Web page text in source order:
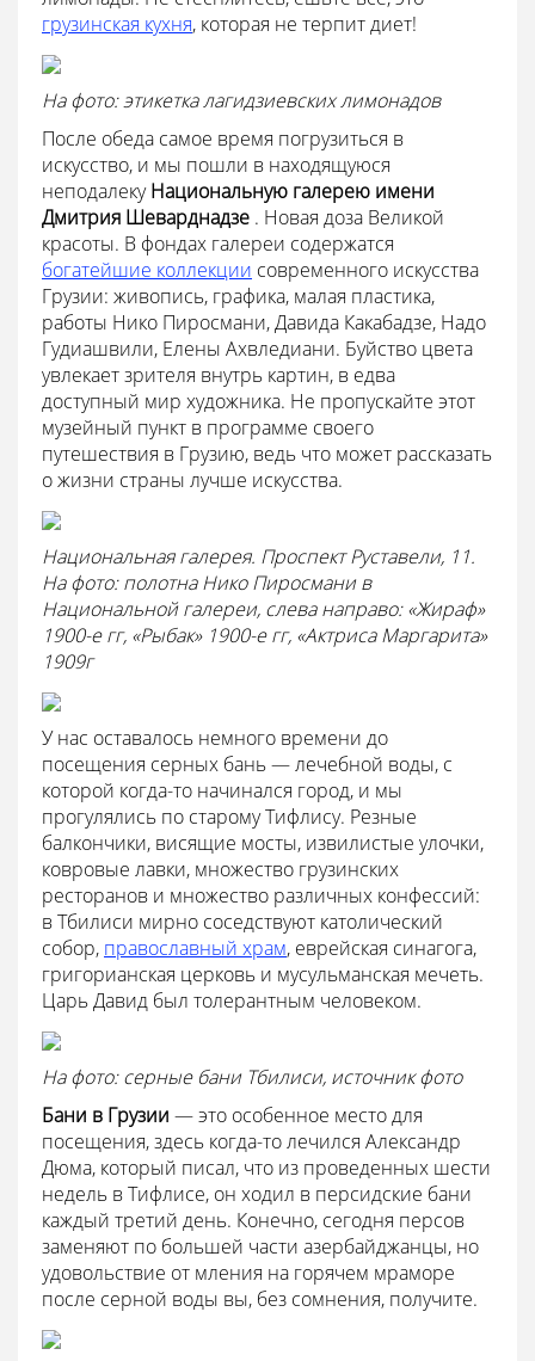
грузинская кухня, которая не терпит диет!
На фото: этикетка лагидзиевских лимонадов
После обеда самое время погрузиться в
искусство, и мы пошли в находящуюся
неподалекуНациональную галерею имени
Дмитрия Шеварднадзе . Новая доза Великой
красоты. В фондах галереи содержатся
богатейшие коллекции современного искусства
Грузии: живопись, графика, малая пластика,
работы Нико Пиросмани, Давида Какабадзе, Надо
Гудиашвили, Елены Ахвледиани. Буйство цвета
увлекает зрителя внутрь картин, в едва
доступный мир художника. Не пропускайте этот
музейный пункт в программе своего
путешествия в Грузию, ведь что может рассказать
о жизни страны лучше искусства.
Национальная галерея. Проспект Руставели, 11.
На фото: полотна Нико Пиросмани в
Национальной галереи, слева направо: «Жираф»
1900-е гг, «Рыбак» 1900-е гг, «Актриса Маргарита»
1909г
У нас оставалось немного времени до
посещения серных бань — лечебной воды, с
которой когда-то начинался город, и мы
прогулялись по старому Тифлису. Резные
балкончики, висящие мосты, извилистые улочки,
ковровые лавки, множество грузинских
ресторанов и множество различных конфессий:
в Тбилиси мирно соседствуют католический
собор, православный храм, еврейская синагога,
григорианская церковь и мусульманская мечеть.
Царь Давид был толерантным человеком.
На фото: серные бани Тбилиси, источник фото
Бани в Грузии — это особенное место для
посещения, здесь когда-то лечился Александр
Дюма, который писал, что из проведенных шести
недель в Тифлисе, он ходил в персидские бани
каждый третий день. Конечно, сегодня персов
заменяют по большей части азербайджанцы, но
удовольствие от мления на горячем мраморе
после серной воды вы, без сомнения, получите.